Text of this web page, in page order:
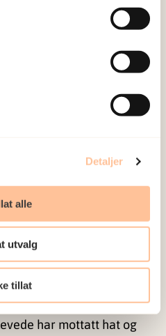
Detaljer
alle
utvalg
tillat
som terrorangrepet på
berørte får
som posttraumatisk
og katastrofer skiller seg
de berørte får mye
den ene siden kan den
til at de får sosial støtte,
til traumerelatert skam
har mottatt hat og